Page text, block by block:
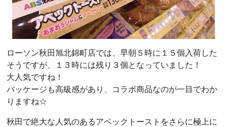
ローソン秋田旭北錦町店では、早朝５時に１５個入荷した
そうですが、１３時には残り３個となっていました！
大人気ですね！
パッケージも高級感があり、コラボ商品なのが一目でわか
りますね☆
秋田で絶大な人気のあるアベックトーストをさらに極上に